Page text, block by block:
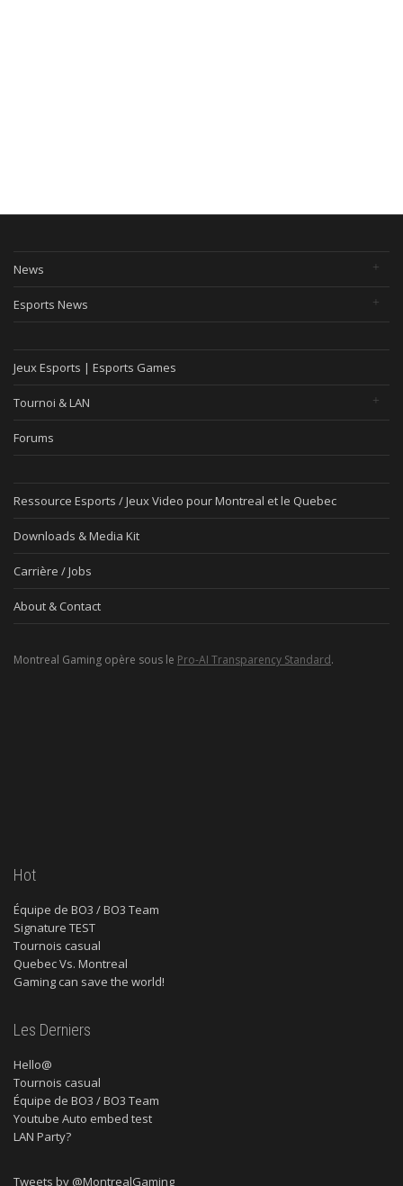
News
Esports News
Jeux Esports | Esports Games
Tournoi & LAN
Forums
Ressource Esports / Jeux Video pour Montreal et le Quebec
Downloads & Media Kit
Carrière / Jobs
About & Contact
Montreal Gaming opère sous le Pro-AI Transparency Standard.
Hot
Équipe de BO3 / BO3 Team
Signature TEST
Tournois casual
Quebec Vs. Montreal
Gaming can save the world!
Les Derniers
Hello@
Tournois casual
Équipe de BO3 / BO3 Team
Youtube Auto embed test
LAN Party?
Tweets by @MontrealGaming